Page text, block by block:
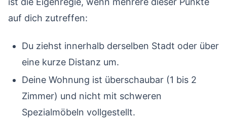
auf dich zutreffen:
Du ziehst innerhalb derselben Stadt oder über
eine kurze Distanz um.
Deine Wohnung ist überschaubar (1 bis 2
Zimmer) und nicht mit schweren
Spezialmöbeln vollgestellt.